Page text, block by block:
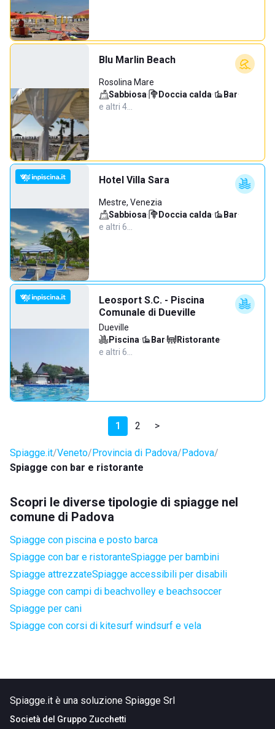
Blu Marlin Beach
Rosolina Mare
Sabbiosa· Doccia calda· Bar·
e altri 4…
Hotel Villa Sara
Mestre, Venezia
Sabbiosa· Doccia calda· Bar·
e altri 6…
Leosport S.C. - Piscina
Comunale di Dueville
Dueville
Piscina· Bar· Ristorante·
e altri 6…
1 2 >
Spiagge.it Veneto Provincia di Padova Padova
Spiagge con bar e ristorante
Scopri le diverse tipologie di spiagge nel
comune di Padova
Spiagge con piscina e posto barca
Spiagge con bar e ristoranteSpiagge per bambini
Spiagge attrezzateSpiagge accessibili per disabili
Spiagge con campi di beachvolley e beachsoccer
Spiagge per cani
Spiagge con corsi di kitesurf windsurf e vela
Spiagge.it è una soluzione Spiagge Srl
Società del Gruppo Zucchetti